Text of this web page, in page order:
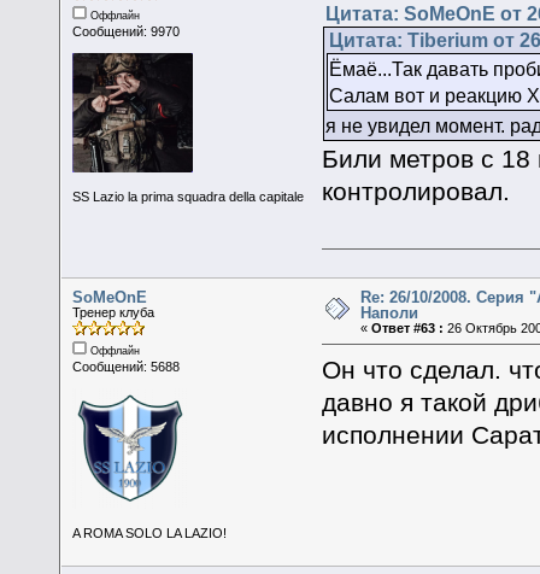
Оффлайн
Сообщений: 9970
SS Lazio la prima squadra della capitale
Цитата: SoMeOnE от
Цитата: Tiberium от
Ёмаё...Так давать
Салам вот и реакцию
я не увидел момент.
Били метров с 18
контролировал.
SoMeOnE
Тренер клуба
Оффлайн
Сообщений: 5688
A ROMA SOLO LA LAZIO!
Re: 26/10/2008.
Наполи
«Ответ #63 : 26 Октябрь
Он что сделал.
давно я такой
исполнении